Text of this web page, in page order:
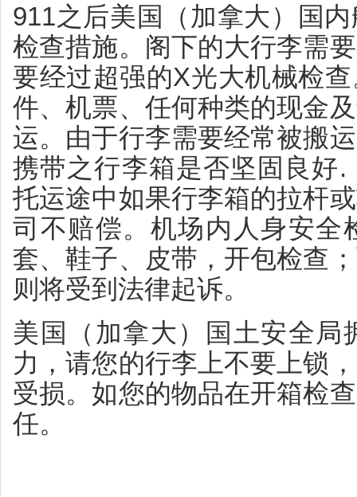
911之后美国（加拿大）国
检查措施。阁下的大行李需
要经过超强的X光大机械检
件、机票、任何种类的现金
运。由于行李需要经常被搬
携带之行李箱是否坚固良好
托运途中如果行李箱的拉杆
司不赔偿。机场内人身安全
套、鞋子、皮带，开包检查
则将受到法律起诉。
美国（加拿大）国土安全局
力，请您的行李上不要上锁
受损。如您的物品在开箱检
任。